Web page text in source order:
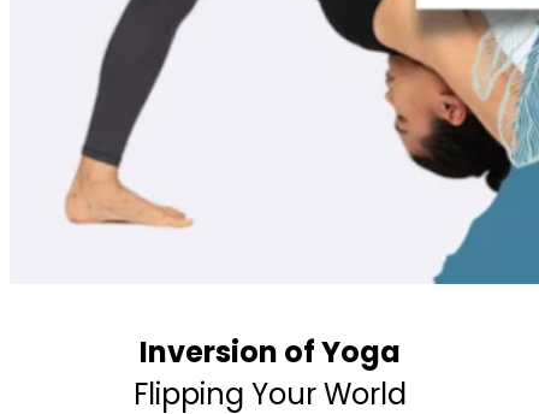
BOOK NOW
Inversion of Yoga
Flipping Your World